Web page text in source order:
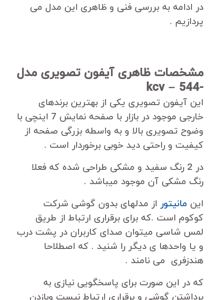
در ادامه به بررسی فنی و ظاهری این مدل می
پردازیم .
مشخصات ظاهری آیفون تصویری مدل
-kcv – 544
این آیفون تصویری یکی از بهترین برندهای
خارجی موجود در بازار با صفحه نمایش 7 اینچی با
وضوح تصویری بالا و به واسطه بزرگی صفحه از
کیفیت و راحتی دید خوبی برخوردار است .
در 2 رنگ سفید و مشکی طراحی شده که فعلا
رنگ مشکی آن موجود میباشد .
این مانیتور از مدلهای بدون گوشی شرکت
کوکوم است .که برای برقراری ارتباط از طریق
لمس شاسی میتوان صدای کاربران در پشت درب
و یا واحدها ی دیگر را شنید . که اصطلاحا
هندزفری می نامند .
که در این صورت برای پاسخگویی نیازی به
برداشتن گوشی و برقراری ارتباط نیست وبازدن